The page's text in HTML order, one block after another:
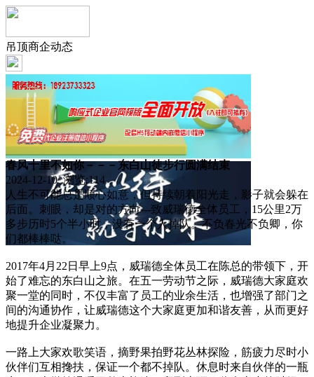
吊顶商企动态
春风十里不如你－－－东白山徒步行圆满结束
2024-12-10 浏览:114
人生不可能总是顺心如意，但持续朝着阳光走，影子就会躲在
后面。刺眼，却是对的方向---致威瑞德全体员工，15公里2万
多步历时5个半小时，没有一个人掉队。不负春光不负卿，你
们都棒棒哒。
2017年4月22日早上9点，威瑞德全体员工在陈总的带领下，开
始了难忘的东白山之旅。在五一劳动节之际，威瑞德大家庭欢
聚一堂的同时，不仅丰富了员工的业余生活，也增强了部门之
间的沟通协作，让威瑞德这个大家庭更加和谐友善，从而更好
地提升企业凝聚力。
一路上大家欢歌笑语，摘野果拍野花丛林探险，筋疲力尽时小
伙伴们互相搀扶，保证一个都不掉队。休息时来自伙伴的一瓶